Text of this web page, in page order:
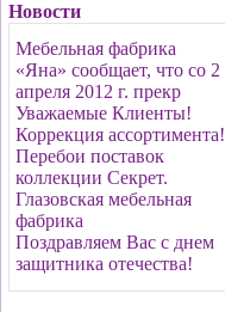
Новости
Мебельная фабрика
«Яна» сообщает, что со 2
апреля 2012 г. прекр
Уважаемые Клиенты!
Коррекция ассортимента!
Перебои поставок
коллекции Секрет.
Глазовская мебельная
фабрика
Поздравляем Вас с днем
защитника отечества!